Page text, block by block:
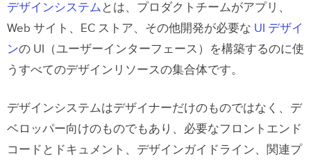
デザインシステムから学ぶこと
デザインシステムを作成するメリット
デザインシステムの課題と解決策
例２：Google のマテリアルデザインシ
ステム
デザインシステム とは、プロダクトチームがアプリ、
Web サイト、EC ストア、その他開発が必要な UI デザイ
ンの UI（ユーザーインターフェース）を構築するのに使
うすべてのデザインリソースの集合体です。
デザインシステムはデザイナーだけのものではなく、デ
ベロッパー向けのものでもあり、必要なフロントエンド
コードとドキュメント、デザインガイドライン、関連プ